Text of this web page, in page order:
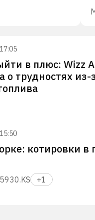
в плюс: Wizz
о трудностях из-
котировки в
+1